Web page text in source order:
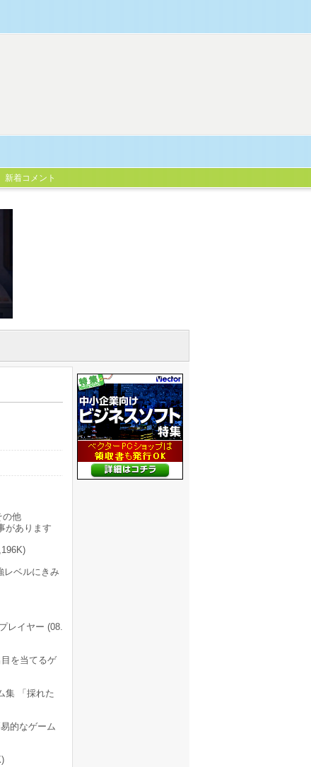
新着コメント
の他
があります
レベルにきみ
レイヤー (08.
を当てるゲ
集 「採れた
的なゲーム